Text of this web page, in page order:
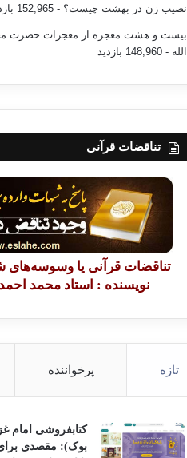
نصیب زن در بهشت چیست؟ - 152,965 بازدید
بیست و هشت معجزه از معجزات حضرت
الله - 148,960 بازدید
تناقضات قرآنی
تناقضات قرآنی یا وسوسه‌های
نویسنده : استاد محمد
تازه پرخواننده
کتابفروشی امام
بوک): مقصدی